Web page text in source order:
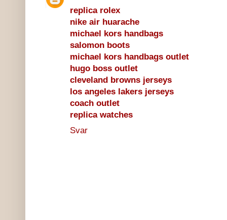
replica rolex
nike air huarache
michael kors handbags
salomon boots
michael kors handbags outlet
hugo boss outlet
cleveland browns jerseys
los angeles lakers jerseys
coach outlet
replica watches
Svar